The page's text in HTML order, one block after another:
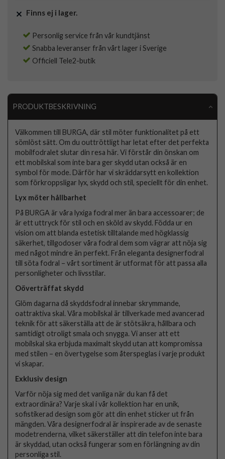
Finns ej i lager.
Personlig service från vår kundtjänst
Snabba leveranser från vårt lager i Sverige
Officiell Tele2-butik
PRODUKTBESKRIVNING
Välkommen till BURGA, där stil möter funktionalitet på ett
sömlöst sätt. Om du outtröttligt har letat efter det perfekta
mobilfodralet slutar din resa här. Vi förstår din önskan om
ett mobilskal som inte bara ger skydd utan också är en
symbol för mode. Därför har vi skräddarsytt en kollektion
som förkroppsligar lyx, skydd och stil, speciellt för din enhet.
Lyx möter hållbarhet
På BURGA är våra lyxiga fodral mer än bara accessoarer; de
är ett uttryck för stil och en sköld av skydd. Födda ur en
vision om att blanda estetisk tilltalande med högklassig
säkerhet, tillgodoser våra fodral dem som vägrar att nöja sig
med något mindre än perfekt. Från eleganta designerfodral
till söta fodral – vårt sortiment är utformat för att passa alla
personligheter och livsstilar.
Oöverträffat skydd
Glöm dagarna då skyddsfodral innebar skrymmande,
oattraktiva skal. Våra mobilskal är tillverkade med avancerad
teknik för att säkerställa att de är stötsäkra, hållbara och
samtidigt otroligt smala och snygga. Vi anser att ett
mobilskal ska erbjuda maximalt skydd utan att kompromissa
med stilen – en övertygelse som återspeglas i varje produkt
vi skapar.
Exklusiv design
Varför nöja sig med det vanliga när du kan få det
extraordinära? Varje skal i vår kollektion har en unik,
sofistikerad design som gör att din enhet sticker ut från
mängden. Våra designerfodral är inspirerade av de senaste
modetrenderna, vilket säkerställer att din telefon inte bara
är skyddad, utan också fungerar som en förlängning av din
personliga stil.